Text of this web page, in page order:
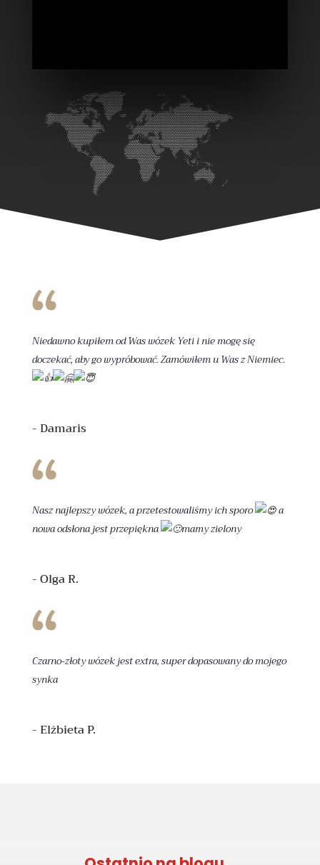
Niedawno kupiłem od Was wózek Yeti i nie mogę się
doczekać, aby go wypróbować. Zamówiłem u Was z Niemiec.
- Damaris
Nasz najlepszy wózek, a przetestowaliśmy ich sporo
a
nowa odsłona jest przepiękna
mamy zielony
- Olga R.
Czarno-złoty wózek jest extra, super dopasowany do mojego
synka
- Elżbieta P.